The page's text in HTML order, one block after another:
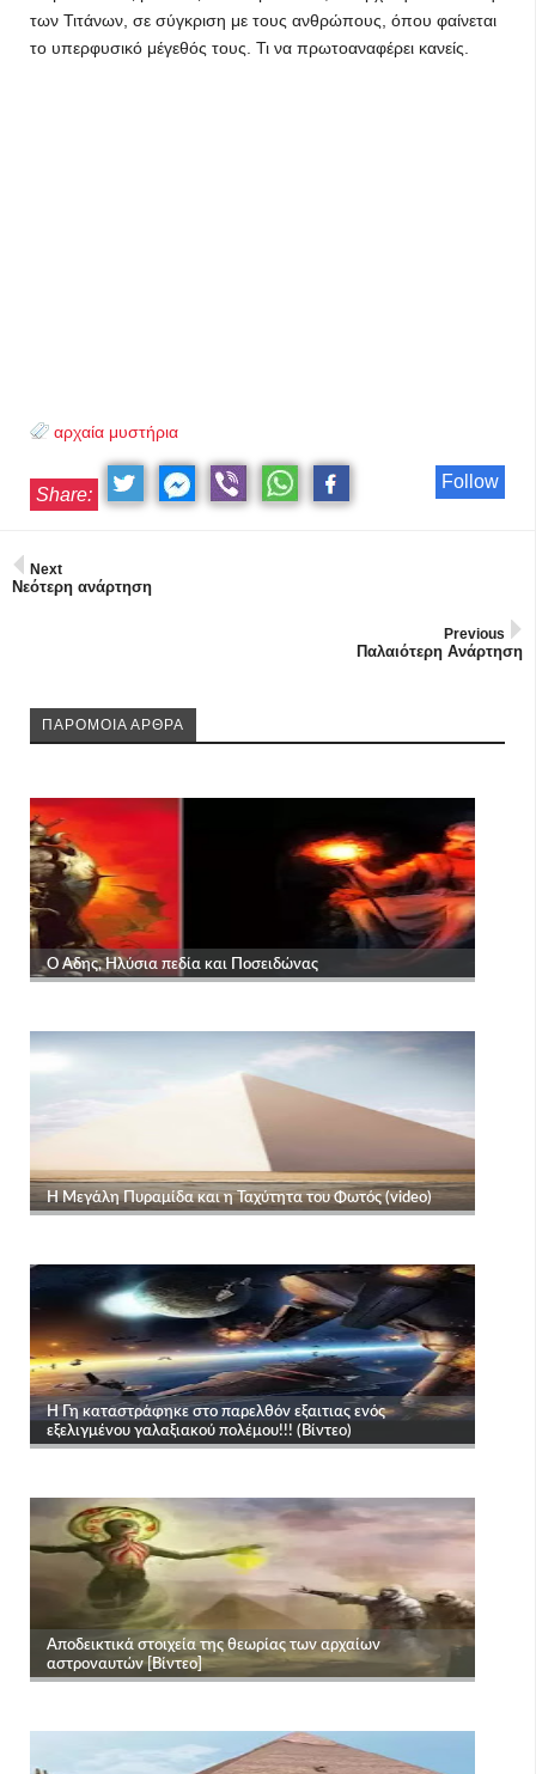
των Τιτάνων, σε σύγκριση με τους ανθρώπους, όπου φαίνεται
το υπερφυσικό μέγεθός τους. Τι να πρωτοαναφέρει κανείς.
αρχαία μυστήρια
Follow
Share:
Next
Νεότερη ανάρτηση
Previous
Παλαιότερη Ανάρτηση
ΠΑΡΟΜΟΙΑ ΑΡΘΡΑ